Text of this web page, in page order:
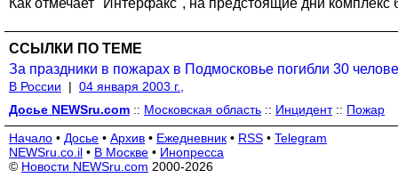
ССЫЛКИ ПО ТЕМЕ
За праздники в пожарах в Подмосковье погибли 30
В России | 04 января 2003 г.,
Досье NEWSru.com :: Московская область :: Инцидент:: Пожар
Начало • Досье • Архив • Ежедневник • RSS • Telegram
NEWSru.co.il • В Москве • Инопресса
© Новости NEWSru.com 2000-2026